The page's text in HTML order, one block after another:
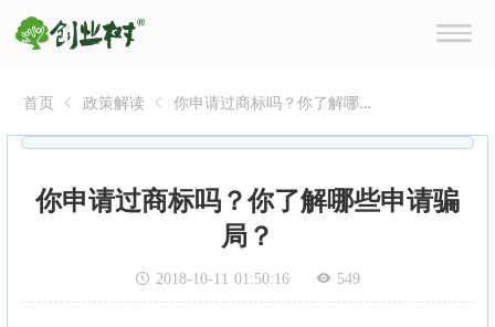
首页 政策解读
你申请过商标吗？你了解哪
你申请过商标吗？你了解哪些申请骗
局？
2018-10-11 01:50:16 549